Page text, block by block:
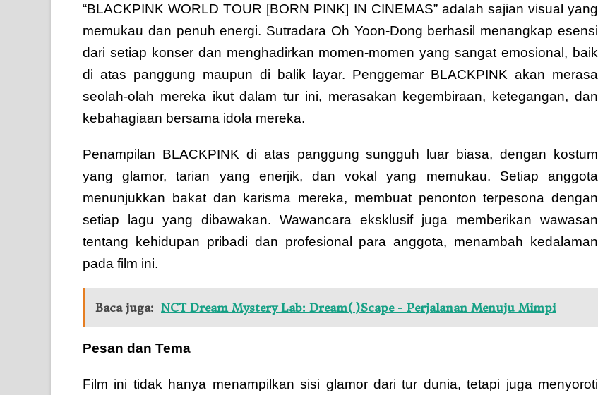
“BLACKPINK WORLD TOUR [BORN PINK] IN CINEMAS” adalah sajian visual yang
memukau dan penuh energi. Sutradara Oh Yoon-Dong berhasil menangkap esensi
dari setiap konser dan menghadirkan momen-momen yang sangat emosional, baik
di atas panggung maupun di balik layar. Penggemar BLACKPINK akan merasa
seolah-olah mereka ikut dalam tur ini, merasakan kegembiraan, ketegangan, dan
kebahagiaan bersama idola mereka.
Penampilan BLACKPINK di atas panggung sungguh luar biasa, dengan kostum
yang glamor, tarian yang enerjik, dan vokal yang memukau. Setiap anggota
menunjukkan bakat dan karisma mereka, membuat penonton terpesona dengan
setiap lagu yang dibawakan. Wawancara eksklusif juga memberikan wawasan
tentang kehidupan pribadi dan profesional para anggota, menambah kedalaman
pada film ini.
Baca juga: NCT Dream Mystery Lab: Dream( )Scape - Perjalanan Menuju Mimpi
Pesan dan Tema
Film ini tidak hanya menampilkan sisi glamor dari tur dunia, tetapi juga menyoroti